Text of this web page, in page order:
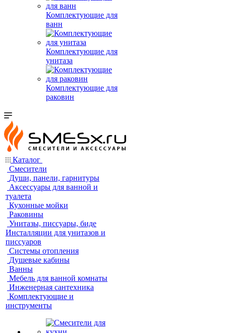
Комплектующие для
ванн
Комплектующие для
унитаза
Комплектующие для
раковин
Каталог
Смесители
Души, панели, гарнитуры
Аксессуары для ванной и
туалета
Кухонные мойки
Раковины
Унитазы, писсуары, биде
Инсталляции для унитазов и
писсуаров
Системы отопления
Душевые кабины
Ванны
Мебель для ванной комнаты
Инженерная сантехника
Комплектующие и
инструменты